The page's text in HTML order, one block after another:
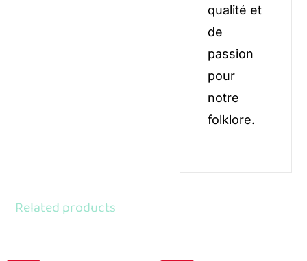
qualité et
de
passion
pour
notre
folklore.
Related products